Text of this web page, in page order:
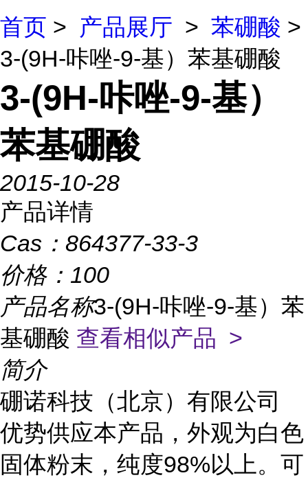
首页 > 产品展厅 > 苯硼酸 >
3-(9H-咔唑-9-基）苯基硼酸
3-(9H-咔唑-9-基）
苯基硼酸
2015-10-28
产品详情
Cas： 864377-33-3
价格： 100
产品名称3-(9H-咔唑-9-基）苯
基硼酸 查看相似产品 >
简介
硼诺科技（北京）有限公司
优势供应本产品，外观为白色
固体粉末，纯度98%以上。可